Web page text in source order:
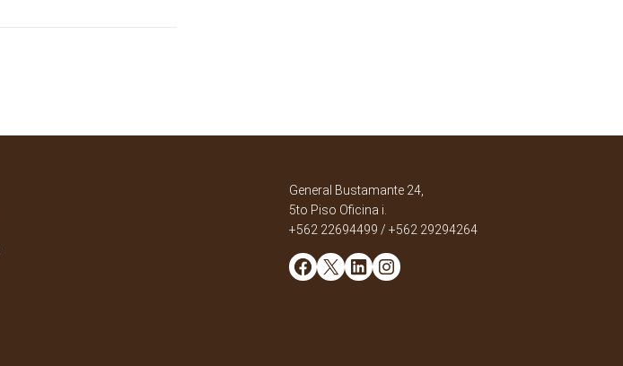
General Bustamante 24,
5to Piso Oficina i.
+562 22694499 / +562 29294264